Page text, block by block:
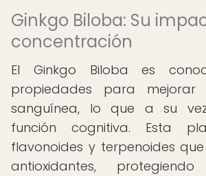
Ginkgo Biloba: Su
concentración
El Ginkgo Biloba es
propiedades para mejorar
sanguínea, lo que a su
función cognitiva. Esta
flavonoides y terpenoides
antioxidantes,